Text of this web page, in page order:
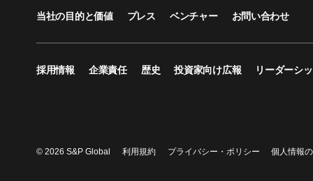
当社の目的と価値 プレス ベンチャー お問い合わせ
採用情報 企業責任 歴史 投資家向け広報 リーダーシ
© 2026 S&P Global 利用規約 プライバシー・ポリシー 個人情報